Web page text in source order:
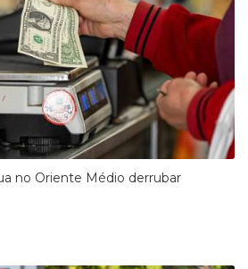
no Oriente Médio derrubar